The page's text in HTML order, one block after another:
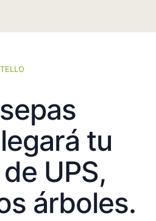
tu
UPS,
árboles.